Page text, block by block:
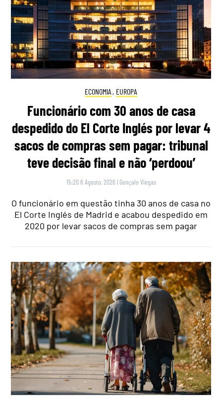
ECONOMIA , EUROPA
Funcionário com 30 anos de casa
despedido do El Corte Inglés por levar 4
sacos de compras sem pagar: tribunal
teve decisão final e não ‘perdoou’
15:20 6 Agosto, 2026 | Gonçalo Viegas
O funcionário em questão tinha 30 anos de casa no
El Corte Inglés de Madrid e acabou despedido em
2020 por levar sacos de compras sem pagar